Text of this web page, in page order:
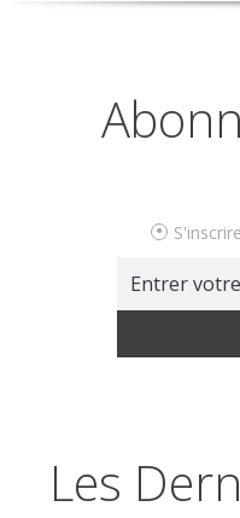
S'inscrire
Les